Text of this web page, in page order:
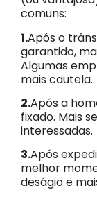
comuns:
1.Após o
garantido,
Algumas
mais cautela.
2.Após a
fixado. Mais
interessadas.
3.Após
melhor
deságio e